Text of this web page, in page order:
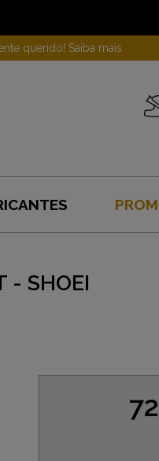
querido! Saiba mais
- SHOEI